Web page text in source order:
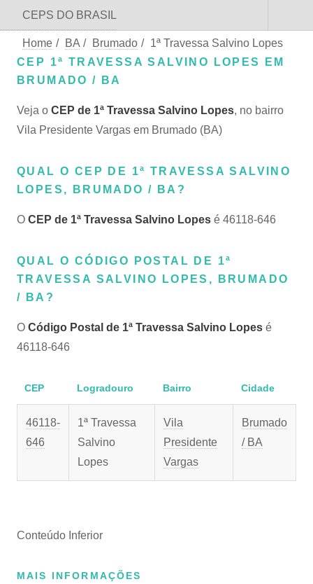
CEPS DO BRASIL
Home / BA / Brumado / 1ª Travessa Salvino Lopes
CEP 1ª TRAVESSA SALVINO LOPES EM
BRUMADO / BA
Veja o CEP de 1ª Travessa Salvino Lopes, no bairro
Vila Presidente Vargas em Brumado (BA)
QUAL O CEP DE 1ª TRAVESSA SALVINO
LOPES, BRUMADO / BA?
O CEP de 1ª Travessa Salvino Lopes é 46118-646
QUAL O CÓDIGO POSTAL DE 1ª
TRAVESSA SALVINO LOPES, BRUMADO
/ BA?
O Código Postal de 1ª Travessa Salvino Lopes é
46118-646
CEP Logradouro Bairro Cidade
46118-
646
1ª Travessa
Salvino
Lopes
Vila
Presidente
Vargas
Brumado
/ BA
Conteúdo Inferior
MAIS INFORMAÇÕES